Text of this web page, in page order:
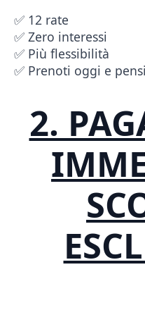
✅ 12 rate
✅ Zero interessi
✅ Più flessibilità
✅ Prenoti oggi e
2.